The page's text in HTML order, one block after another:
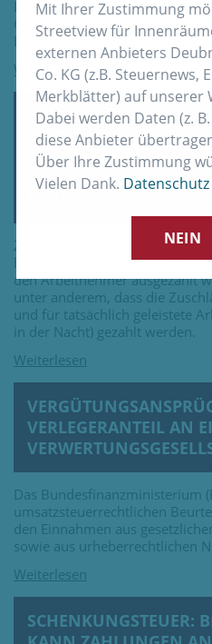
Darin hatte der BFH
Garantiezusage eines Kfz-
Leistung umsatzsteuerfrei ist.
SONNTAGS-,
NACHTARBEIT:
ZUSCHLÄGE BLEIBT
Zuschläge für Sonntags-,
bis zu einer gesetzlich
den Arbeitnehmer ausgezahlt
unter anderem, dass die
und für tatsächlich geleistete
in der Nacht) gezahlt werden.
VERLEGERANTEIL AN
Das Bundesfinanzministerium
umsatzsteuerrechtlichen
den Einnahmen aus
sowie aus urheberrechtlichen
SCHENKUNGSTEUER:
Mit Ihrer Zustimmung
Streetview für
externen Anbieters
Co. KG (z.B. Steuernews,
Merkblätter) auf unserer
Dabei werden Daten (z.
diese Anbieter
Über Ihre Zustimmung
Vielen Dank.
NEIN